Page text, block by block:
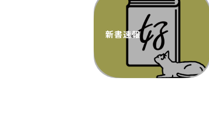
新書速報